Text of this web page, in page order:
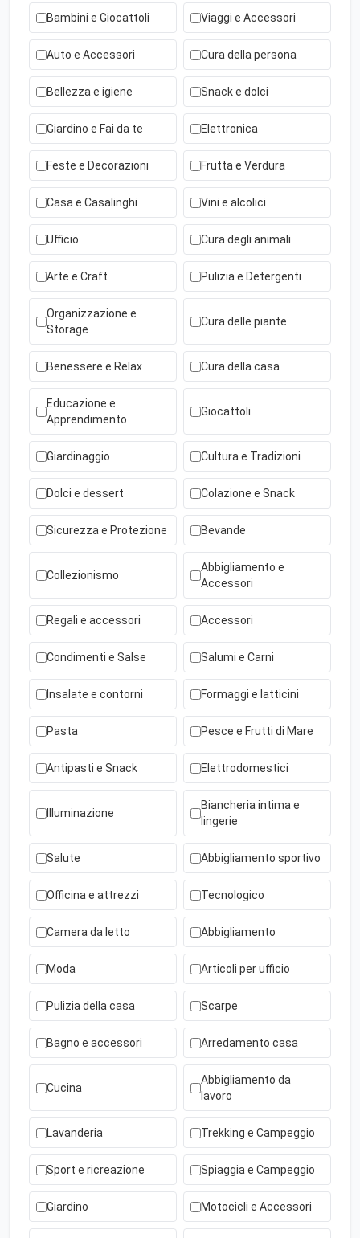
Bambini e Giocattoli Viaggi e Accessori
Auto e Accessori Cura della persona
Bellezza e igiene Snack e dolci
Giardino e Fai da te Elettronica
Feste e Decorazioni Frutta e Verdura
Casa e Casalinghi Vini e alcolici
Ufficio Cura degli animali
Arte e Craft Pulizia e Detergenti
Organizzazione e
Storage
Cura delle piante
Benessere e Relax Cura della casa
Educazione e
Apprendimento
Giocattoli
Giardinaggio Cultura e Tradizioni
Dolci e dessert Colazione e Snack
Sicurezza e Protezione Bevande
Collezionismo
Abbigliamento e
Accessori
Regali e accessori Accessori
Condimenti e Salse Salumi e Carni
Insalate e contorni Formaggi e latticini
Pasta Pesce e Frutti di Mare
Antipasti e Snack Elettrodomestici
Illuminazione
Biancheria intima e
lingerie
Salute Abbigliamento sportivo
Officina e attrezzi Tecnologico
Camera da letto Abbigliamento
Moda Articoli per ufficio
Pulizia della casa Scarpe
Bagno e accessori Arredamento casa
Cucina
Abbigliamento da
lavoro
Lavanderia Trekking e Campeggio
Sport e ricreazione Spiaggia e Campeggio
Giardino Motocicli e Accessori